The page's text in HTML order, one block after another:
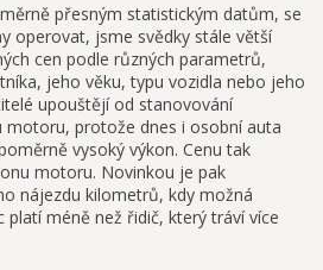
přesným statistickým datům, se
operovat, jsme svědky stále větší
cen podle různých parametrů,
jeho věku, typu vozidla nebo jeho
upouštějí od stanovování
protože dnes i osobní auta
vysoký výkon. Cenu tak
motoru. Novinkou je pak
nájezdu kilometrů, kdy možná
platí méně než řidič, který tráví více